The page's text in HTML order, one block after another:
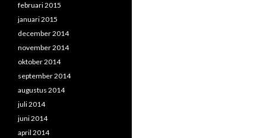
februari 2015
januari 2015
december 2014
november 2014
oktober 2014
september 2014
augustus 2014
juli 2014
juni 2014
april 2014